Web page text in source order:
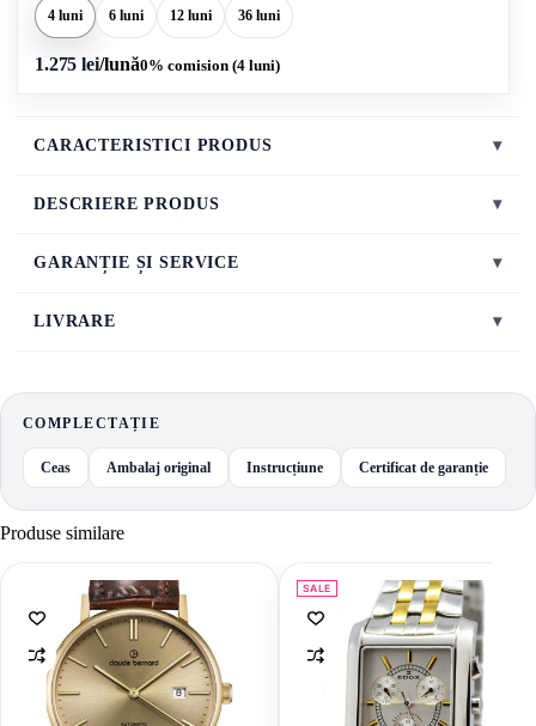
4 luni 6 luni 12 luni 36 luni
1.275 lei/lună0% comision (4 luni)
CARACTERISTICI PRODUS ▾
DESCRIERE PRODUS ▾
GARANȚIE ȘI SERVICE ▾
LIVRARE ▾
COMPLECTAȚIE
Ceas Ambalaj original Instrucțiune Certificat de garanție
Produse similare
SALE